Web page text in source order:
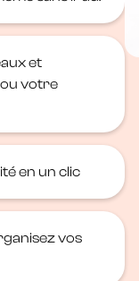
et
votre
en un clic
vos